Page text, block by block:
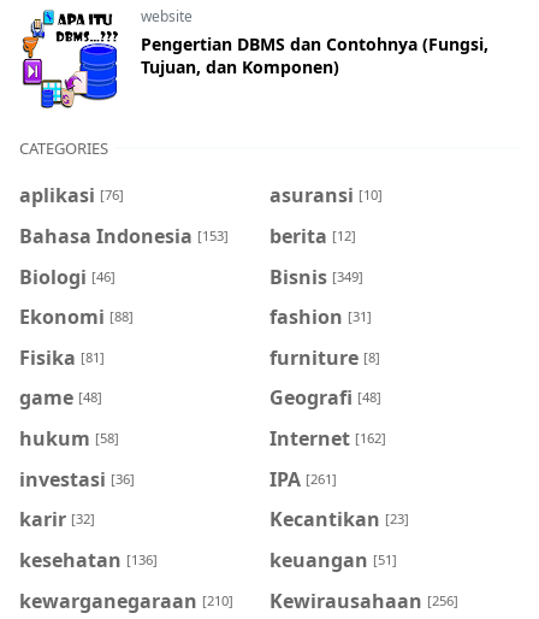
website
Pengertian DBMS dan Contohnya (Fungsi,
Tujuan, dan Komponen)
CATEGORIES
aplikasi [76] asuransi [10]
Bahasa Indonesia [153] berita [12]
Biologi [46] Bisnis [349]
Ekonomi [88] fashion [31]
Fisika [81] furniture [8]
game [48] Geografi [48]
hukum [58] Internet [162]
investasi [36] IPA [261]
karir [32] Kecantikan [23]
kesehatan [136] keuangan [51]
kewarganegaraan [210] Kewirausahaan [256]